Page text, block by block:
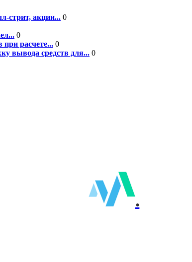
стрит, акции... 0
0
при расчете... 0
вывода средств для... 0
.